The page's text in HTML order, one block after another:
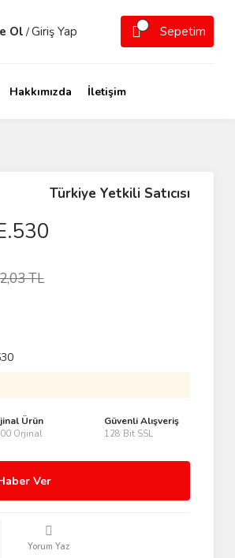
Ol /Giriş Yap Sepetim
Hakkımızda İletişim
Türkiye Yetkili Satıcısı
TL
Ürün
Orjinal
Güvenli Alışveriş
128 Bit SSL
Ver
Yorum Yaz